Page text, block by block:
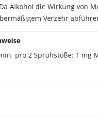
Alkohol die Wirkung von
Verzehr
pro 2 Sprühstöße: 1